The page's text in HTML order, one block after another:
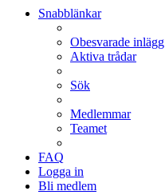
Snabblänkar
Obesvarade inlägg
Aktiva trådar
Sök
Medlemmar
Teamet
FAQ
Logga in
Bli medlem